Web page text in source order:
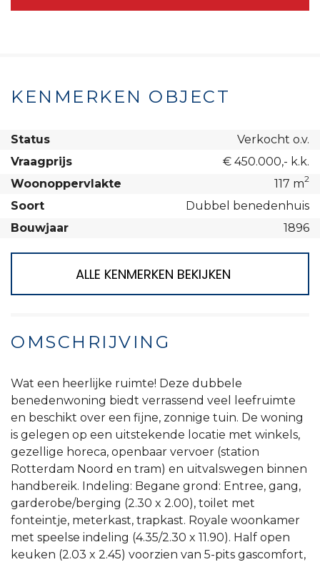
KENMERKEN OBJECT
Status
Verkocht o.v.
Vraagprijs
€ 450.000,- k.k.
Woonoppervlakte
117 m2
Soort
Dubbel benedenhuis
Bouwjaar
1896
ALLE KENMERKEN BEKIJKEN
OMSCHRIJVING
Wat een heerlijke ruimte! Deze dubbele
benedenwoning biedt verrassend veel leefruimte
en beschikt over een fijne, zonnige tuin. De woning
is gelegen op een uitstekende locatie met winkels,
gezellige horeca, openbaar vervoer (station
Rotterdam Noord en tram) en uitvalswegen binnen
handbereik. Indeling: Begane grond: Entree, gang,
garderobe/berging (2.30 x 2.00), toilet met
fonteintje, meterkast, trapkast. Royale woonkamer
met speelse indeling (4.35/2.30 x 11.90). Half open
keuken (2.03 x 2.45) voorzien van 5-pits gascomfort,